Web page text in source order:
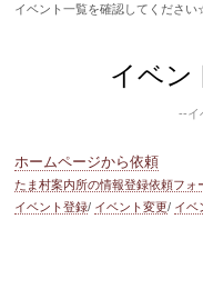
イベント一覧を確認してくださ
イベン
--イ
ホームページから依頼
たま村案内所の情報登録依頼フォ
イベント登録/ イベント変更/ イベ